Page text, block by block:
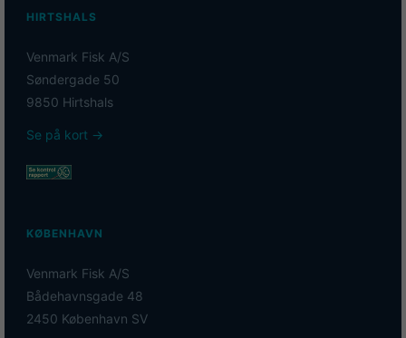
HIRTSHALS
Venmark Fisk A/S
Søndergade 50
9850 Hirtshals
Se på kort →
KØBENHAVN
Venmark Fisk A/S
Bådehavnsgade 48
2450 København SV